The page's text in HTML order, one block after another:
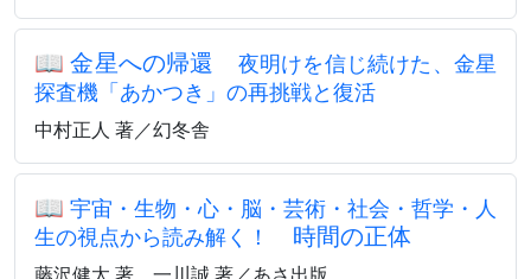
📖金星への帰還 夜明けを信じ続けた、金星
探査機「あかつき」の再挑戦と復活
中村正人 著／幻冬舎
📖 宇宙・生物・心・脳・芸術・社会・哲学・人
生の視点から読み解く！
時間の正体